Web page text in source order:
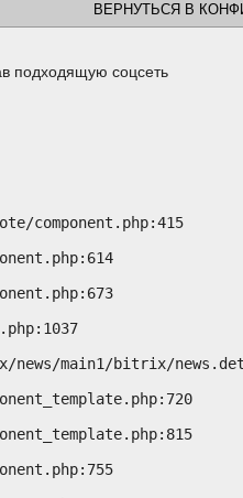
ВЕРНУТЬСЯ В
подходящую соцсеть
component.php:415